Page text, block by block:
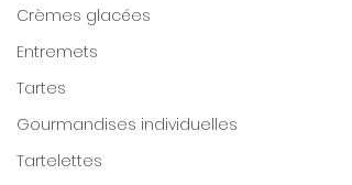
Crèmes glacées
Entremets
Tartes
Gourmandises individuelles
Tartelettes